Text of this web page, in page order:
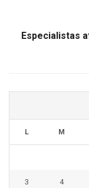
Especialistas
L M
3 4